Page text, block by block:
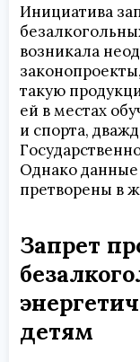
Инициатива
возникала
такую
ей в местах
и спорта,
Однако
претворены в
Запрет
детям